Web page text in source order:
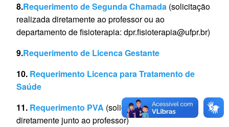
8.Requerimento de Segunda Chamada (solicitação
realizada diretamente ao professor ou ao
departamento de fisioterapia: dpr.fisioterapia@ufpr.br)
9.Requerimento de Licenca Gestante
10. Requerimento Licenca para Tratamento de
Saúde
11. Requerimento PVA (solicitação realizada
diretamente junto ao professor)